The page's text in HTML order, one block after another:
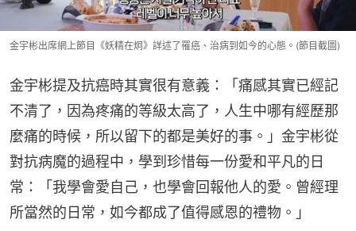
金宇彬出席網上節目《妖精在炯》詳述了罹癌、治病到如今的心態。(節目截圖)
金宇彬提及抗癌時其實很有意義：「痛感其實已經記
不清了，因為疼痛的等級太高了，人生中哪有經歷那
麼痛的時候，所以留下的都是美好的事。」金宇彬從
對抗病魔的過程中，學到珍惜每一份愛和平凡的日
常：「我學會愛自己，也學會回報他人的愛。曾經理
所當然的日常，如今都成了值得感恩的禮物。」